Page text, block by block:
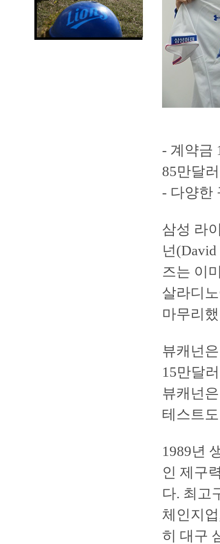
- 계약금
85만달러
- 다양한
삼성 라
넌
즈는 이
살라디
마무리
뷰캐넌
15만달
뷰캐넌
테스트
1989년
인 제구
다. 최고
체인지
히 대구